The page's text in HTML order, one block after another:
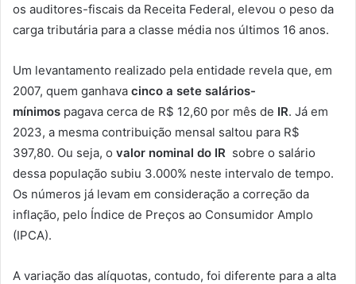
os auditores-fiscais da Receita Federal, elevou o peso da
carga tributária para a classe média nos últimos 16 anos.
Um levantamento realizado pela entidade revela que, em
2007, quem ganhava cinco a sete salários-
mínimos pagava cerca de R$ 12,60 por mês de IR. Já em
2023, a mesma contribuição mensal saltou para R$
397,80. Ou seja, o valor nominal do IR sobre o salário
dessa população subiu 3.000% neste intervalo de tempo.
Os números já levam em consideração a correção da
inflação, pelo Índice de Preços ao Consumidor Amplo
(IPCA).
A variação das alíquotas, contudo, foi diferente para a alta